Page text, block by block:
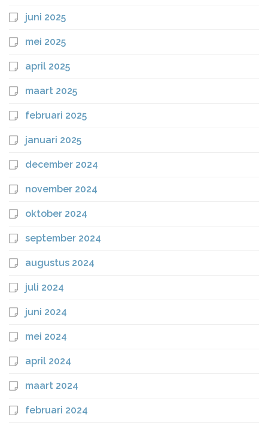
juni 2025
mei 2025
april 2025
maart 2025
februari 2025
januari 2025
december 2024
november 2024
oktober 2024
september 2024
augustus 2024
juli 2024
juni 2024
mei 2024
april 2024
maart 2024
februari 2024